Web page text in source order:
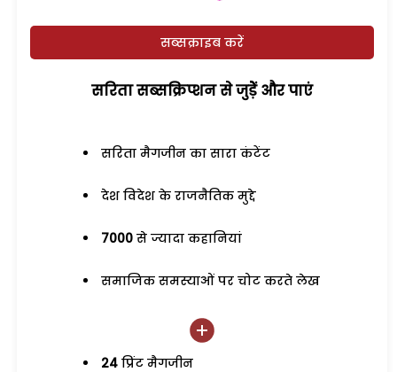
सब्सक्राइब करें
सरिता सब्सक्रिप्शन से जुड़ेें और पाएं
सरिता मैगजीन का सारा कंटेंट
देश विदेश के राजनैतिक मुद्दे
7000 से ज्यादा कहानियां
समाजिक समस्याओं पर चोट करते लेख
24 प्रिंट मैगजीन